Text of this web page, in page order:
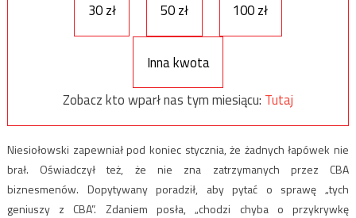
30 zł 50 zł 100 zł
Inna kwota
Zobacz kto wparł nas tym miesiącu: Tutaj
Niesiołowski zapewniał pod koniec stycznia, że żadnych łapówek nie
brał. Oświadczył też, że nie zna zatrzymanych przez CBA
biznesmenów. Dopytywany poradził, aby pytać o sprawę „tych
geniuszy z CBA”. Zdaniem posła, „chodzi chyba o przykrywkę